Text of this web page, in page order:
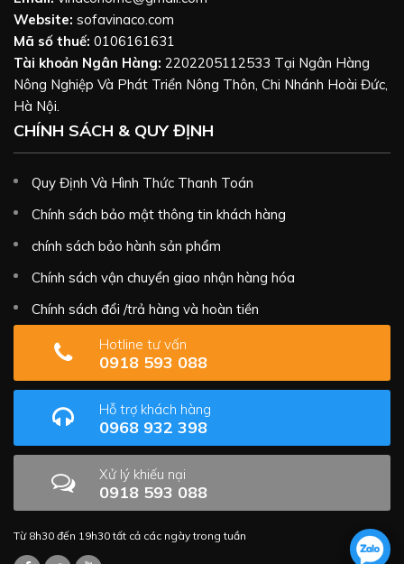
Website: sofavinaco.com
Mã số thuế: 0106161631
Tài khoản Ngân Hàng: 2202205112533 Tại Ngân Hàng
Nông Nghiệp Và Phát Triển Nông Thôn, Chi Nhánh Hoài Đức,
Hà Nội.
CHÍNH SÁCH & QUY ĐỊNH
Quy Định Và Hình Thức Thanh Toán
Chính sách bảo mật thông tin khách hàng
chính sách bảo hành sản phẩm
Chính sách vận chuyển giao nhận hàng hóa
Chính sách đổi /trả hàng và hoàn tiền
Hotline tư vấn
0918 593 088
Hỗ trợ khách hàng
0968 932 398
Xử lý khiếu nại
0918 593 088
Từ 8h30 đến 19h30 tất cả các ngày trong tuần